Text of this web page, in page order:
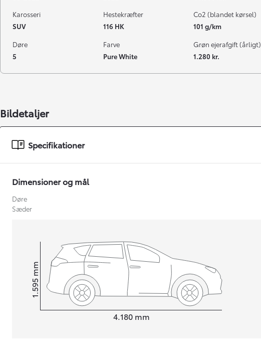
Karosseri
SUV
Hestekræfter
116 HK
Co2 (blandet kørsel)
101 g/km
Døre
5
Farve
Pure White
Grøn ejerafgift (årligt)
1.280 kr.
Bildetaljer
Specifikationer
Dimensioner og mål
Døre
Sæder
4.180 mm
Højt1.595
mm